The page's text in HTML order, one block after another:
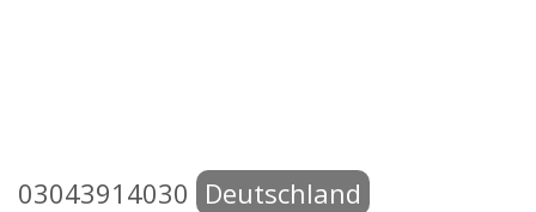
03043914030 Deutschland